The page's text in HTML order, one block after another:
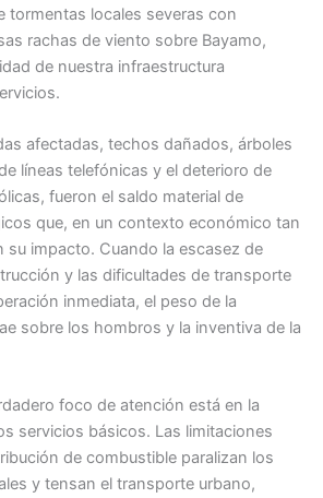
tormentas locales severas con
rachas de viento sobre Bayamo,
de nuestra infraestructura
afectadas, techos dañados, árboles
líneas telefónicas y el deterioro de
fueron el saldo material de
que, en un contexto económico tan
su impacto. Cuando la escasez de
y las dificultades de transporte
inmediata, el peso de la
sobre los hombros y la inventiva de la
foco de atención está en la
servicios básicos. Las limitaciones
de combustible paralizan los
y tensan el transporte urbano,